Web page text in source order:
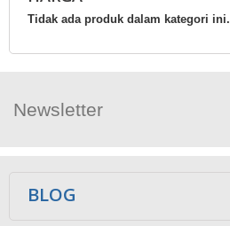
Tidak ada produk dalam kategori ini.
Newsletter
BLOG